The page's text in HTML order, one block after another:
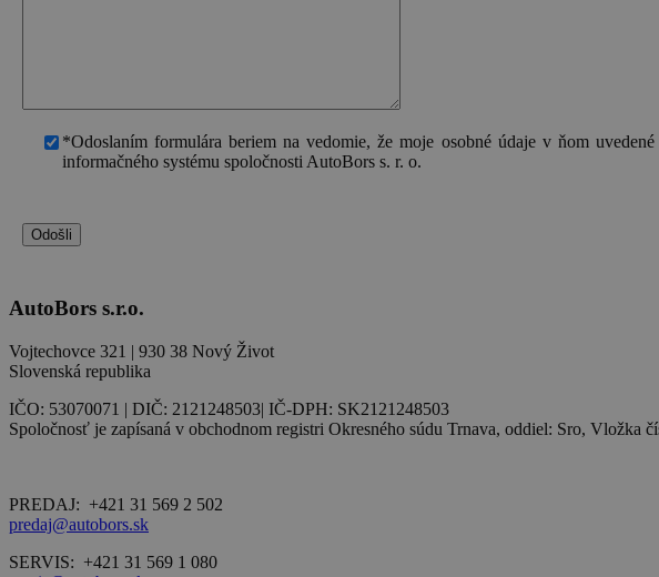
*Odoslaním formulára beriem na vedomie, že moje osobné údaje v ňom
informačného systému spoločnosti AutoBors s. r. o.
AutoBors s.r.o.
Vojtechovce 321 | 930 38 Nový Život
Slovenská republika
IČO: 53070071 | DIČ: 2121248503| IČ-DPH: SK2121248503
Spoločnosť je zapísaná v obchodnom registri Okresného súdu Trnava, oddiel: Sro, Vložka
PREDAJ: +421 31 569 2 502
predaj@autobors.sk
SERVIS: +421 31 569 1 080